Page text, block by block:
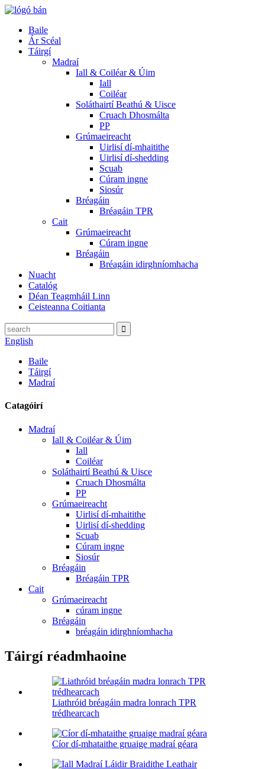
Baile
Ár Scéal
Táirgí
Madraí
Iall & Coiléar & Úim
Iall
Coiléar
Soláthairtí Beathú & Uisce
Cruach Dhosmálta
PP
Grúmaeireacht
Uirlisí dí-mhaitithe
Uirlisí dí-shedding
Scuab
Cúram ingne
Siosúr
Bréagáin
Bréagáin TPR
Cait
Grúmaeireacht
Cúram ingne
Bréagáin
Bréagáin idirghníomhacha
Nuacht
Catalóg
Déan Teagmháil Linn
Ceisteanna Coitianta
English
Baile
Táirgí
Madraí
Catagóirí
Madraí
Iall & Coiléar & Úim
Iall
Coiléar
Soláthairtí Beathú & Uisce
Cruach Dhosmálta
PP
Grúmaeireacht
Uirlisí dí-mhaitithe
Uirlisí dí-shedding
Scuab
Cúram ingne
Siosúr
Bréagáin
Bréagáin TPR
Cait
Grúmaeireacht
cúram ingne
Bréagáin
bréagáin idirghníomhacha
Táirgí réadmhaoine
Liathróid bréagáin madra lonrach TPR
trédhearcach
Cíor dí-mhataithe gruaige madraí géara